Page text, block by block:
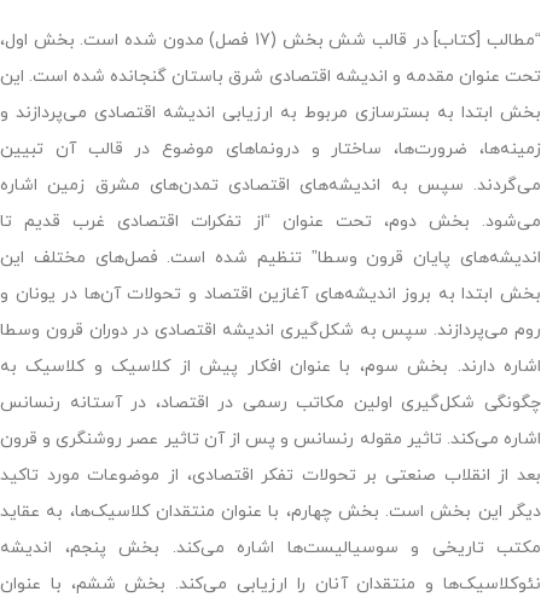
“مطالب [کتاب] در قالب شش بخش (17 فصل) مدون شده است. بخش اول،
تحت عنوان مقدمه و اندیشه اقتصادی شرق باستان گنجانده شده است. این
بخش ابتدا به بسترسازی مربوط به ارزیابی اندیشه اقتصادی می‌پردازند و
زمینه‌ها، ضرورت‌ها، ساختار و درونماهای موضوع در قالب آن تبیین
می‌گردند. سپس به اندیشه‌های اقتصادی تمدن‌های مشرق زمین اشاره
می‌شود. بخش دوم، تحت عنوان “از تفکرات اقتصادی غرب قدیم تا
اندیشه‌های پایان قرون وسطا” تنظیم شده است. فصل‌های مختلف این
بخش ابتدا به بروز اندیشه‌های آغازین اقتصاد و تحولات آن‌ها در یونان و
روم می‌پردازند. سپس به شکل‌گیری اندیشه اقتصادی در دوران قرون وسطا
اشاره دارند. بخش سوم، با عنوان افکار پیش از کلاسیک و کلاسیک به
چگونگی شکل‌گیری اولین مکاتب رسمی در اقتصاد، در آستانه رنسانس
اشاره می‌کند. تاثیر مقوله رنسانس و پس از آن تاثیر عصر روشنگری و قرون
بعد از انقلاب صنعتی بر تحولات تفکر اقتصادی، از موضوعات مورد تاکید
دیگر این بخش است. بخش چهارم، با عنوان منتقدان کلاسیک‌ها، به عقاید
مکتب تاریخی و سوسیالیست‌ها اشاره می‌کند. بخش پنجم، اندیشه
نئوکلاسیک‌ها و منتقدان آنان را ارزیابی می‌‌کند. بخش ششم، با عنوان